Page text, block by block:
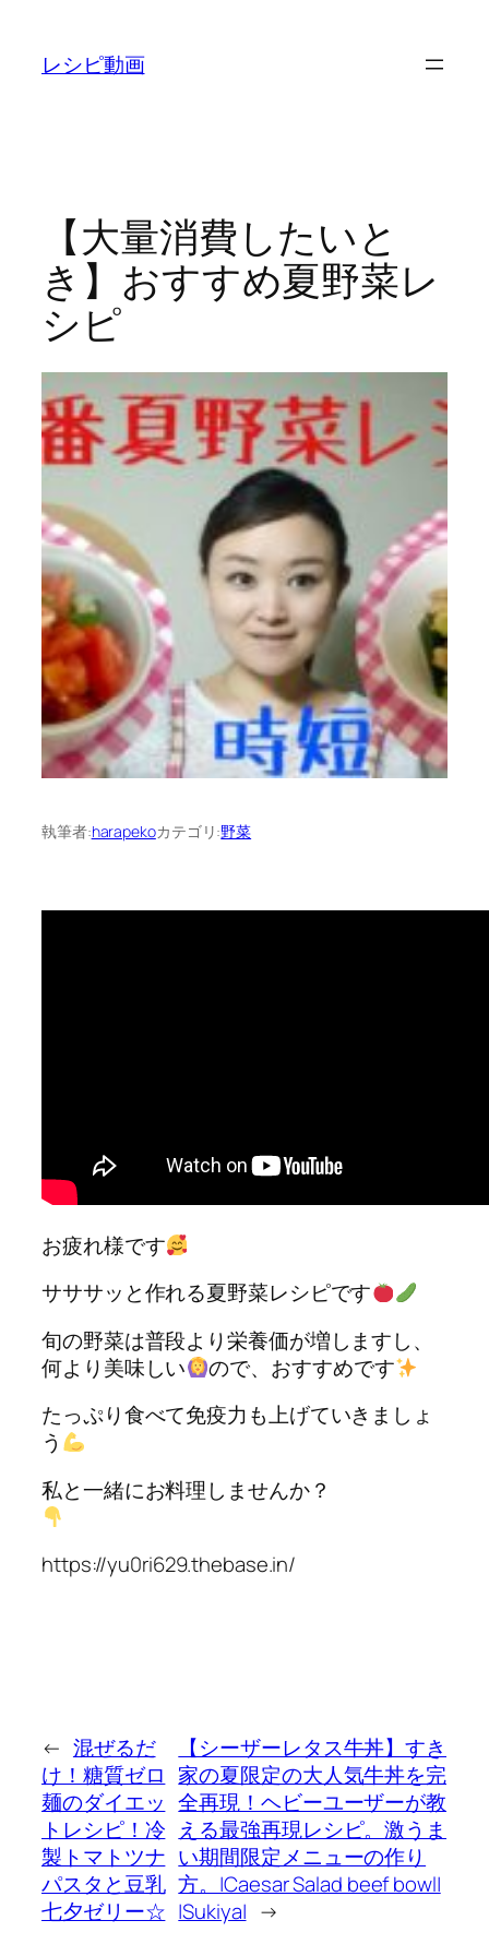
レシピ動画
【大量消費したいと
き】おすすめ夏野菜レ
シピ
執筆者:harapekoカテゴリ:野菜
お疲れ様です
サササッと作れる夏野菜レシピです
旬の野菜は普段より栄養価が増しますし、
何より美味しい
ので、おすすめです
たっぷり食べて免疫力も上げていきましょ
う
私と一緒にお料理しませんか？
https://yu0ri629.thebase.in/
← 混ぜるだ
け！糖質ゼロ
麺のダイエッ
トレシピ！冷
製トマトツナ
パスタと豆乳
七夕ゼリー☆
【シーザーレタス牛丼】すき
家の夏限定の大人気牛丼を完
全再現！ヘビーユーザーが教
える最強再現レシピ。激うま
い期間限定メニューの作り
方。|Caesar Salad beef bowl|
|Sukiya| →